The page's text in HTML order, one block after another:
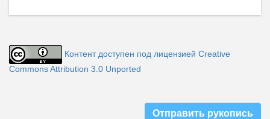
Контент доступен под лицензией Creative
Commons Attribution 3.0 Unported
Отправить рукопись